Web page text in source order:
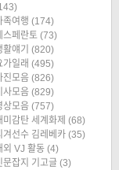
족여행 (174)
스페란토 (73)
활얘기 (820)
가일래 (495)
진모음 (826)
사모음 (829)
상모음 (757)
미감탄 세계화제 (68)
겨선수 김레베카 (35)
외 VJ 활동 (4)
문잡지 기고글 (3)